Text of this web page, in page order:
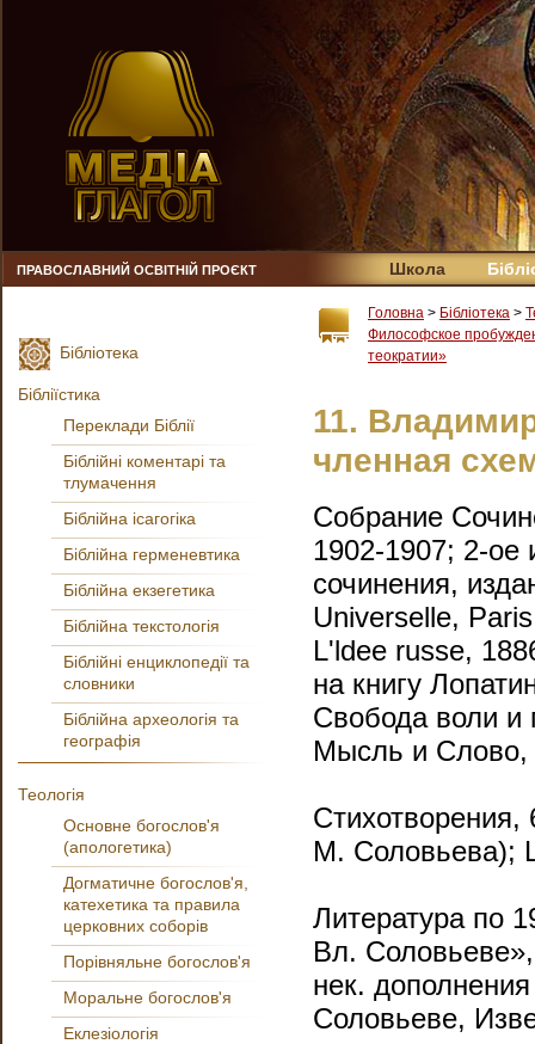
ПРАВОСЛАВНИЙ ОСВІТНІЙ ПРОЄКТ Школа
Головна > Бібліотека >
Философское
теократии»
11.
членная
Собрание
1902-1907; 2-
сочинения,
Universelle,
L'ldee russe,
на книгу
Свобода воли и
Мысль и Слово,
М. Соловьева);
Литература по
Вл.
нек.
Соловьеве,
Бібліотека
Бібліїстика
Переклади Біблії
Біблійні коментарі та
тлумачення
Біблійна ісагогіка
Біблійна герменевтика
Біблійна екзегетика
Біблійна текстологія
Біблійні енциклопедії та
словники
Біблійна археологія та
географія
Теологія
Основне богослов'я
(апологетика)
Догматичне богослов'я,
катехетика та правила
церковних соборів
Порівняльне богослов'я
Моральне богослов'я
Еклезіологія